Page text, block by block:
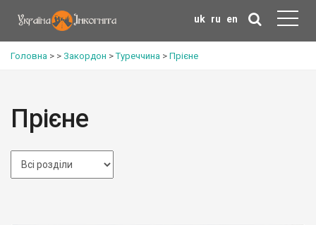
uk ru en
Головна > > Закордон >Туреччина > Прієне
Прієне